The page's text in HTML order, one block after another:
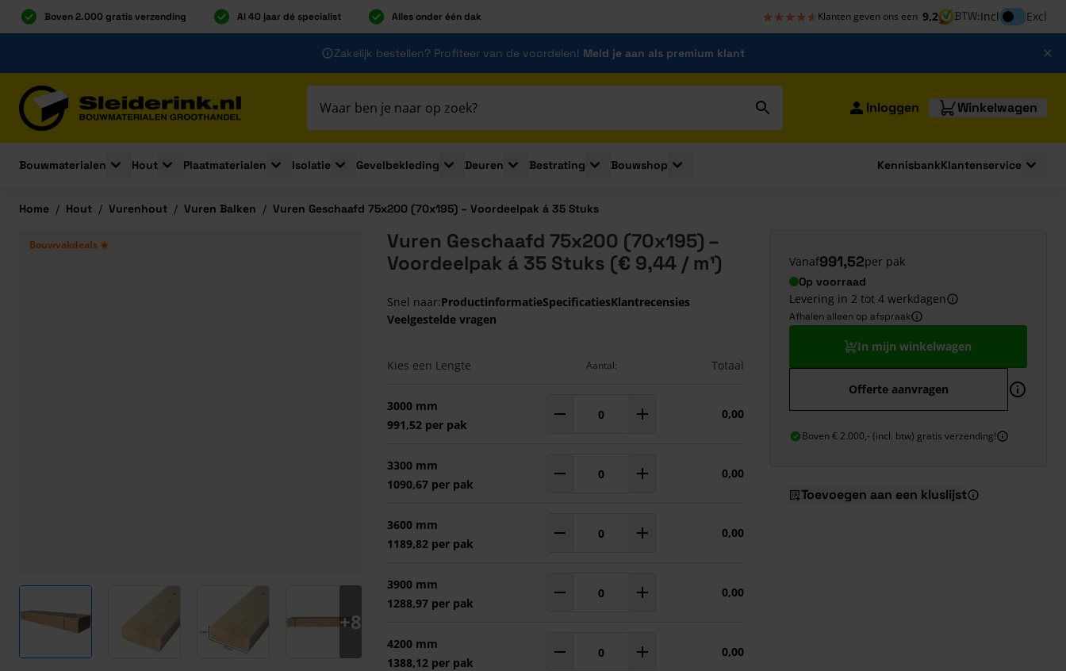
Boven 2.000 gratis verzending Al 40 jaar dé specialist Alles onder één dak ★★★★★
★★★★★ Klanten geven ons een 9,2 BTW:InclInclusief btw
Excl
Zakelijk bestellen? Profiteer van de voordelen! Meld je aan als premium klant
Inloggen Winkelwagen
Bouwmaterialen
Toggle submenu for Bouwmaterialen
Hout
Toggle submenu for Hout
Plaatmaterialen
Toggle submenu for Plaatmaterialen
Isolatie
Toggle submenu for Isolatie
Gevelbekleding
Toggle submenu for Gevelbekleding
Deuren
Toggle submenu for Deuren
Bestrating
Toggle submenu for Bestrating
Bouwshop
Toggle submenu for Bouwshop
KennisbankKlantenservice
Home / Hout / Vurenhout / Vuren Balken / Vuren Geschaafd 75x200 (70x195) – Voordeelpak á 35 Stuks
Bouwvakdeals ☀️
View larger image
+8
Vuren Geschaafd 75x200 (70x195) –
Voordeelpak á 35 Stuks (€ 9,44 / m¹)
Snel naar:ProductinformatieSpecificatiesKlantrecensies
Veelgestelde vragen
Gegroepeerde productitems
Kies een Lengte Aantal: Totaal
3000 mm
991,52 per pak
Aantal pakken 0,00
3300 mm
1090,67 per pak
Aantal pakken 0,00
3600 mm
1189,82 per pak
Aantal pakken 0,00
3900 mm
1288,97 per pak
Aantal pakken 0,00
4200 mm
1388,12 per pak
Aantal pakken 0,00
Vanaf991,52per pak
Op voorraad
Levering in 2 tot 4 werkdagen
Afhalen alleen op afspraak
In mijn winkelwagen
Offerte aanvragen
Boven € 2.000,- (incl. btw) gratis verzending!
Toevoegen aan een kluslijst